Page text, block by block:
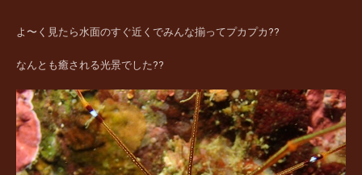
よ〜く見たら水面のすぐ近くでみんな揃ってプカプカ??
なんとも癒される光景でした??